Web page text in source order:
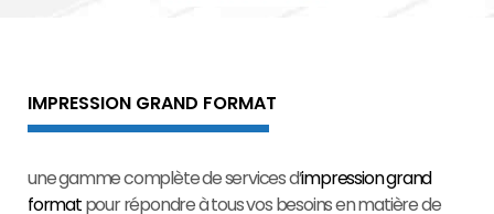
IMPRESSION GRAND FORMAT
une gamme complète de services d’impression grand
formatpour répondre à tous vos besoins en matière de